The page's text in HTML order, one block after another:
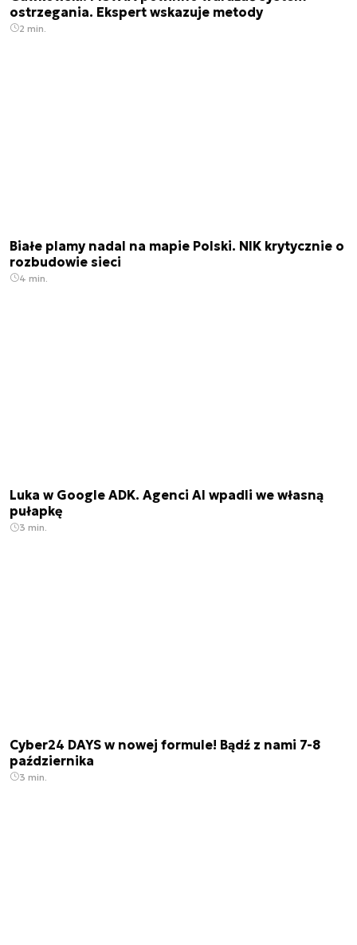
ostrzegania. Ekspert wskazuje metody
2 min.
Białe plamy nadal na mapie Polski. NIK krytycznie o
rozbudowie sieci
4 min.
Luka w Google ADK. Agenci AI wpadli we własną
pułapkę
3 min.
Cyber24 DAYS w nowej formule! Bądź z nami 7-8
października
3 min.